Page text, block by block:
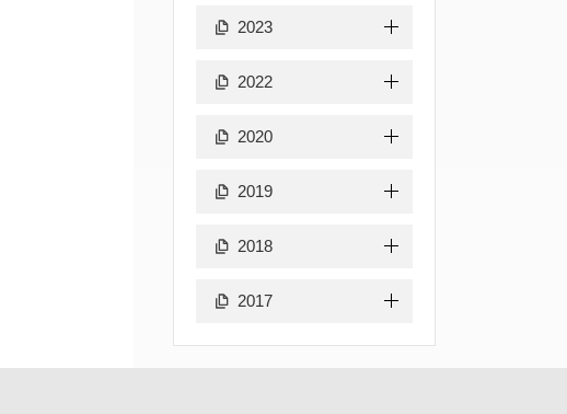
2023
2022
2020
2019
2018
2017